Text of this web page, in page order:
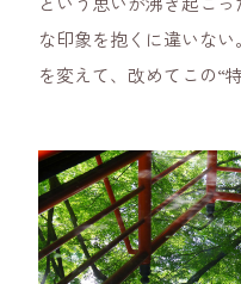
な印象を抱くに違いな
を変えて、改めてこの“